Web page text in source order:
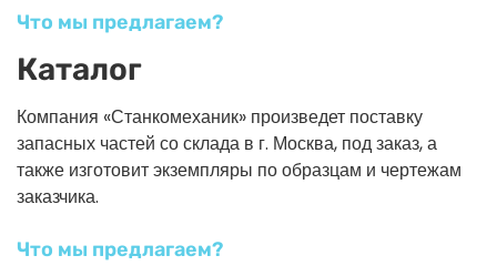
Что мы предлагаем?
Каталог
Компания «Станкомеханик» произведет поставку
запасных частей со склада в г. Москва, под заказ, а
также изготовит экземпляры по образцам и чертежам
заказчика.
Что мы предлагаем?